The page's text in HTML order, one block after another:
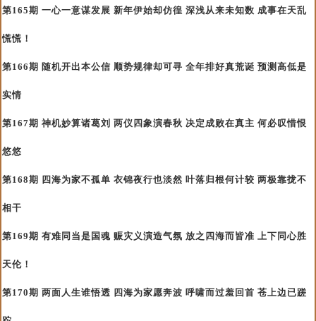
第165期 一心一意谋发展 新年伊始却仿徨 深浅从来未知数 成事在天乱
慌慌！
第166期 随机开出本公信 顺势规律却可寻 全年排好真荒诞 预测高低是
实情
第167期 神机妙算诸葛刘 两仪四象演春秋 决定成败在真主 何必叹惜恨
悠悠
第168期 四海为家不孤单 衣锦夜行也淡然 叶落归根何计较 两极靠拢不
相干
第169期 有难同当是国魂 赈灾义演造气氛 放之四海而皆准 上下同心胜
天伦！
第170期 两面人生谁悟透 四海为家愿奔波 呼啸而过羞回首 苍上边已蹉